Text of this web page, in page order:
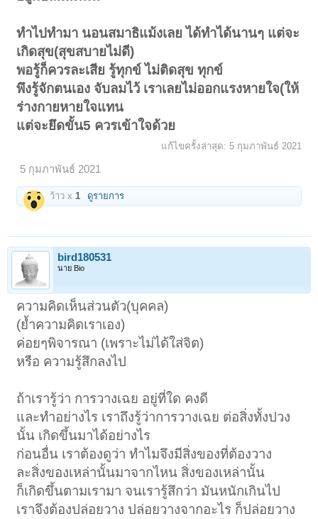
ทำไปทำมา นอนสมาธิแม้งเลย ได้ทำได้นานๆ แต่จะ
เกิดสุข(สุขสบายไม่ดี)
พอรู้ก็ควรละเสีย รู้ทุกข์ ไม่ติดสุข ทุกข์
พึงรู้จักตนเอง จับลมไว้ เราเลยไม่ออกแรงหายใจ(ให้
ร่างกายหายใจแทน
แต่จะยึดขั้น5 ควรเข้าใจด้วย
แก้ไขครั้งล่าสุด: 5 กุมภาพันธ์ 2021
5 กุมภาพันธ์ 2021
ว้าว x1 ดูรายการ
bird180531
นาย Bio
ความคิดเห็นส่วนตัว(บุคคล)
(ย้ำความคิดเราเอง)
ค่อยๆพิจารณา (เพราะไม่ได้ใส่จิต)
หรือ ความรู้สึกลงไป
ถ้าเรารู้ว่า การวางเฉย อยู่ที่ใด คงดี
และทำอย่างไร เราถึงรู้ว่าการวางเฉย ต่อสิ่งทั้งปวง
นั้น เกิดขึ้นมาได้อย่างไร
ก่อนอื่น เราต้องดูว่า ทำไมจึงมีสิ่งของที่ต้องวาง
ละสิ่งของเหล่านั้นมาจากไหน สิ่งของเหล่านั้น
ก็เกิดขึ้นตามเรามา จนเรารู้สึกว่า มันหนักเกินไป
เราจึงต้องปล่อยวาง ปล่อยวางจากอะไร ก็ปล่อยวาง